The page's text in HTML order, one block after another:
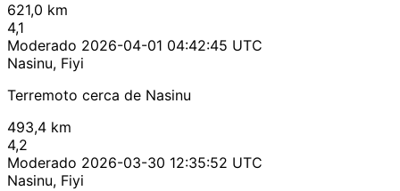
621,0 km
4,1
Moderado 2026-04-01 04:42:45 UTC
Nasinu, Fiyi
Terremoto cerca de Nasinu
493,4 km
4,2
Moderado 2026-03-30 12:35:52 UTC
Nasinu, Fiyi